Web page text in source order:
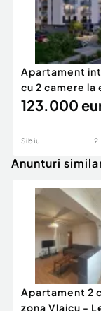
Apartament
cu 2 camere la
in Selimbar zon
123.000
Sibiu 2
Anunturi
Apartament 2
zona Vlaicu -